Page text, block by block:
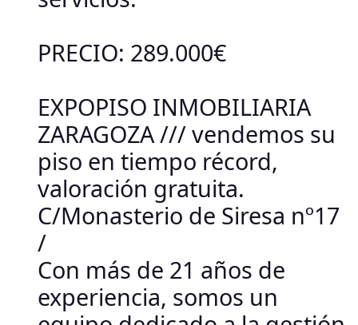
PRECIO: 289.000€
EXPOPISO INMOBILIARIA
ZARAGOZA /// vendemos su
piso en tiempo récord,
valoración gratuita.
C/Monasterio de Siresa nº17
/
Con más de 21 años de
experiencia, somos un